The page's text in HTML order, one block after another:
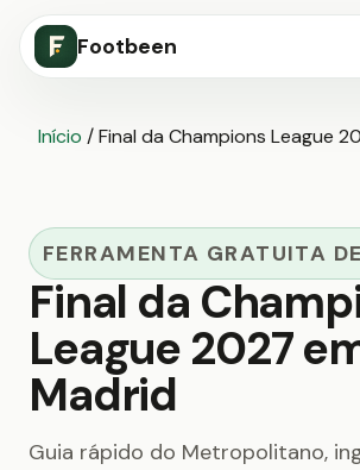
Footbeen
Início /Final da Champions League
FERRAMENTA GRATUITA
Final da
League 2027
Madrid
Guia rápido do Metropolitano,